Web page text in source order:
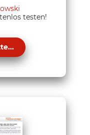
testen!